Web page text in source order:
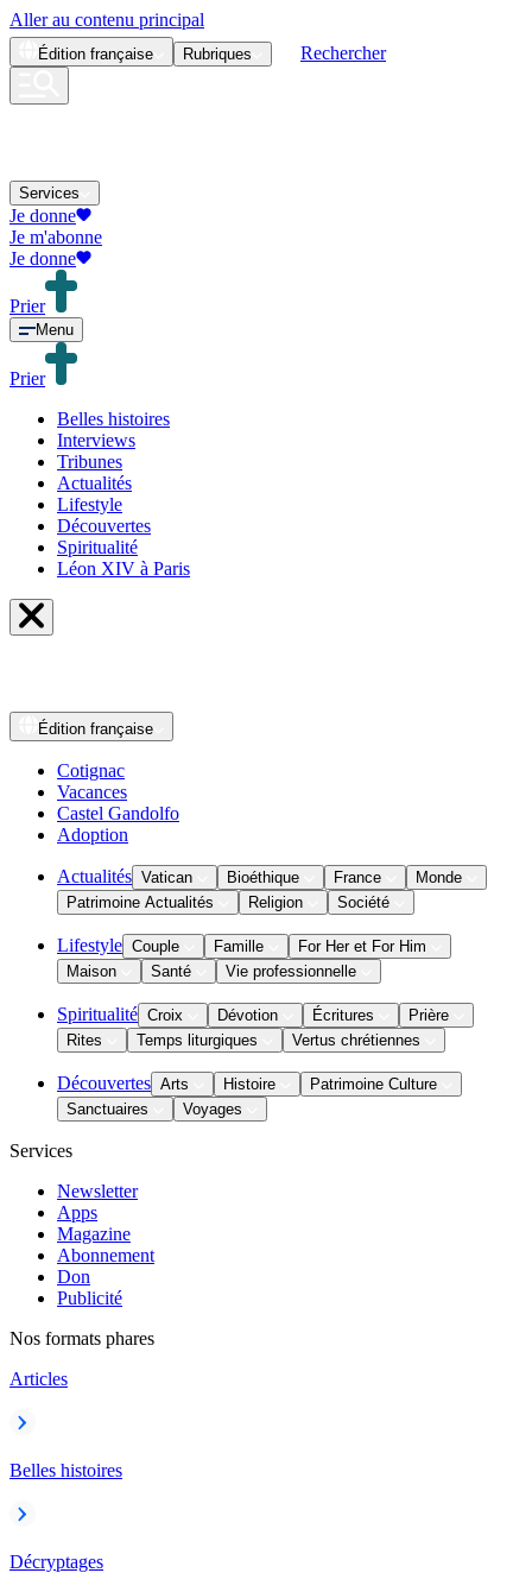
Aller au contenu principal
Édition française Rubriques Rechercher
Services
Je donne
Je m'abonne
Je donne
Prier
Menu
Prier
Belles histoires
Interviews
Tribunes
Actualités
Lifestyle
Découvertes
Spiritualité
Léon XIV à Paris
Édition française
Cotignac
Vacances
Castel Gandolfo
Adoption
Actualités Vatican Bioéthique France
Monde
Patrimoine Actualités
Religion Société
Lifestyle Couple Famille
For Her et For Him
Maison
Santé Vie professionnelle
Spiritualité Croix Dévotion Écritures
Prière
Rites
Temps liturgiques Vertus chrétiennes
Découvertes Arts Histoire
Patrimoine Culture
Sanctuaires
Voyages
Services
Newsletter
Apps
Magazine
Abonnement
Don
Publicité
Nos formats phares
Articles
Belles histoires
Décryptages